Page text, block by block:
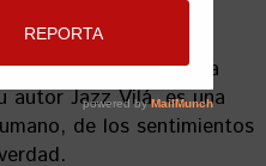
de cuatro
esperándola? Esta
autor Jazz Vilá, es una
de los sentimientos